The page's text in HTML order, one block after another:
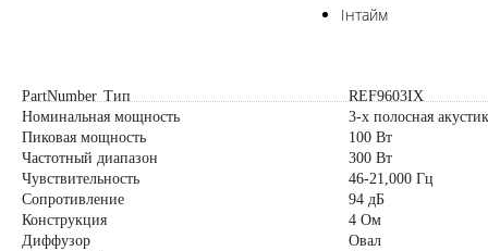
Інтайм
PartNumber REF9603IX
Тип
3-х полосная
Номинальная мощность
100 Вт
Пиковая мощность
300 Вт
Частотный диапазон
46-21,000 Гц
Чувствительность
94 дБ
Сопротивление
4 Ом
Конструкция
Овал
Диффузор